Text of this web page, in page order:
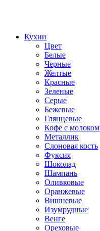
Кухни
Цвет
Белые
Черные
Желтые
Красные
Зеленые
Серые
Бежевые
Глянцевые
Кофе с молоком
Металлик
Слоновая кость
Фуксия
Шоколад
Шампань
Оливковые
Оранжевые
Вишневые
Изумрудные
Венге
Ореховые